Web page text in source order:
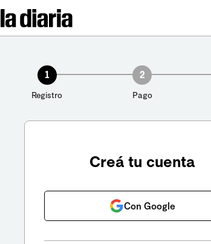
1
Registro
2
Pago
Creá tu cuenta
Con Google